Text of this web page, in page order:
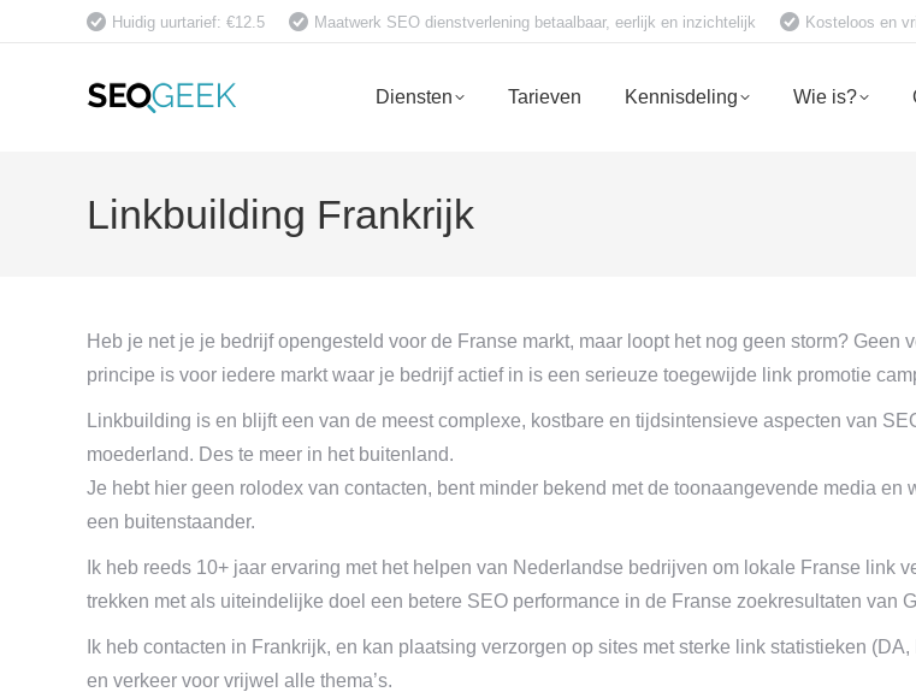
Huidig uurtarief: €12.5 Maatwerk SEO dienstverlening betaalbaar, eerlijk en inzichtelijk Kosteloos en
Diensten Tarieven Kennisdeling Wie is?
Linkbuilding Frankrijk
Heb je net je je bedrijf opengesteld voor de Franse markt, maar loopt het nog geen storm? Geen
principe is voor iedere markt waar je bedrijf actief in is een serieuze toegewijde link promotie
Linkbuilding is en blijft een van de meest complexe, kostbare en tijdsintensieve aspecten van
moederland. Des te meer in het buitenland.
Je hebt hier geen rolodex van contacten, bent minder bekend met de toonaangevende media en
een buitenstaander.
Ik heb reeds 10+ jaar ervaring met het helpen van Nederlandse bedrijven om lokale Franse link
trekken met als uiteindelijke doel een betere SEO performance in de Franse zoekresultaten van
Ik heb contacten in Frankrijk, en kan plaatsing verzorgen op sites met sterke link statistieken
en verkeer voor vrijwel alle thema’s.